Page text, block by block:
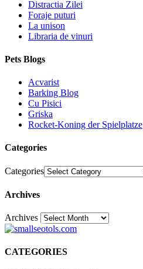
Distractia Zilei
Foraje puturi
La unison
Libraria de vinuri
Pets Blogs
Acvarist
Barking Blog
Cu Pisici
Griska
Rocket-Koning der Spielplatze
Categories
Categories
Archives
Archives30
CATEGORIES